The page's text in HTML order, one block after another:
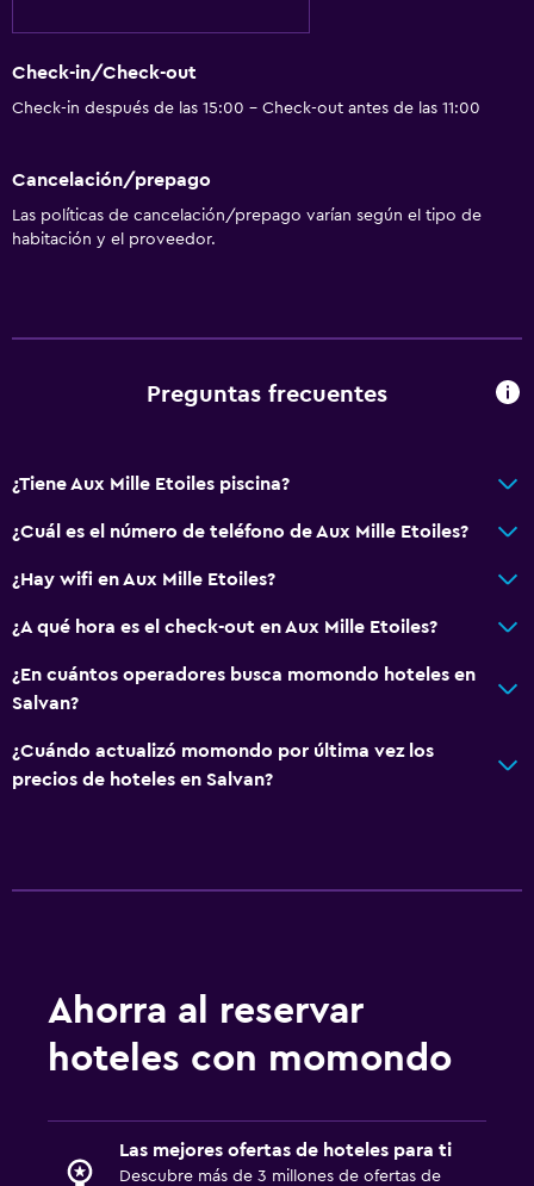
Check-in/Check-out
Check-in después de las 15:00 - Check-out antes de las 11:00
Cancelación/prepago
Las políticas de cancelación/prepago varían según el tipo de
habitación y el proveedor.
Preguntas frecuentes
¿Tiene Aux Mille Etoiles piscina?
¿Cuál es el número de teléfono de Aux Mille Etoiles?
¿Hay wifi en Aux Mille Etoiles?
¿A qué hora es el check-out en Aux Mille Etoiles?
¿En cuántos operadores busca momondo hoteles en
Salvan?
¿Cuándo actualizó momondo por última vez los
precios de hoteles en Salvan?
Ahorra al reservar
hoteles con momondo
Las mejores ofertas de hoteles para ti
Descubre más de 3 millones de ofertas de